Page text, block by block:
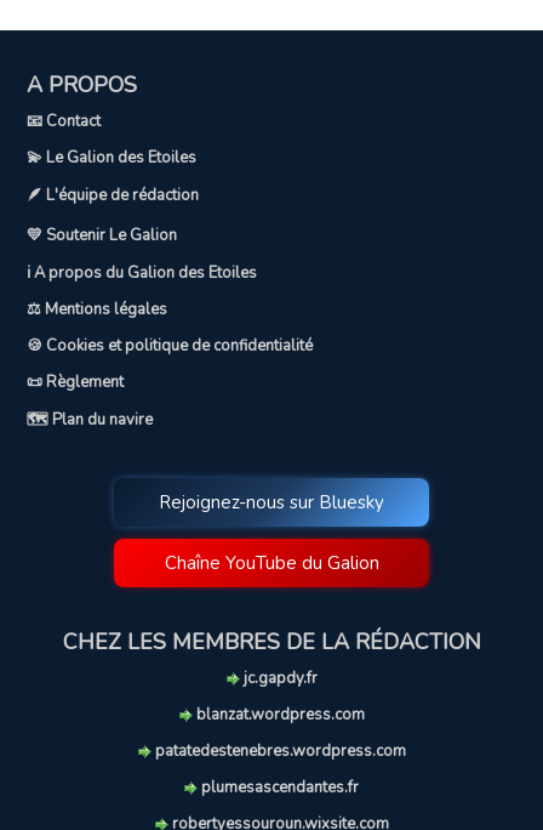
A PROPOS
📧 Contact
💫 Le Galion des Etoiles
🪶 L'équipe de rédaction
💛 Soutenir Le Galion
ℹ️ A propos du Galion des Etoiles
⚖️ Mentions légales
🍪 Cookies et politique de confidentialité
📜 Règlement
🗺️ Plan du navire
Rejoignez-nous sur Bluesky
Chaîne YouTube du Galion
CHEZ LES MEMBRES DE LA RÉDACTION
jc.gapdy.fr
blanzat.wordpress.com
patatedestenebres.wordpress.com
plumesascendantes.fr
robertyessouroun.wixsite.com